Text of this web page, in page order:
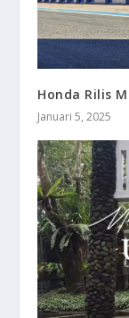
Honda Rilis
Januari 5, 2025